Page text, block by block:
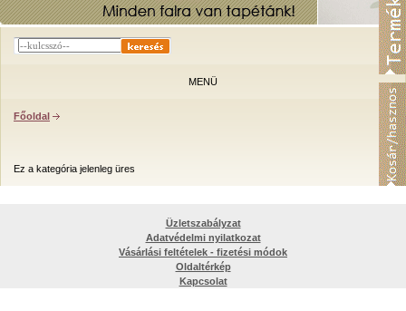
MENÜ
Főoldal
Ez a kategória jelenleg üres
Üzletszabályzat
Adatvédelmi nyilatkozat
Vásárlási feltételek - fizetési módok
Oldaltérkép
Kapcsolat